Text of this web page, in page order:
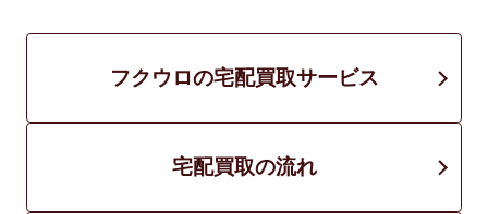
フクウロの宅配買取サービス
宅配買取の流れ